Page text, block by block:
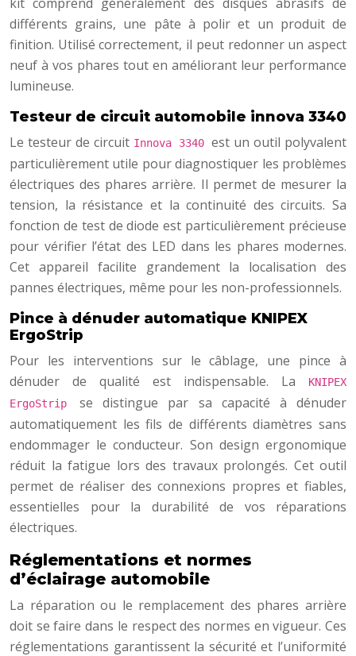
différents grains, une pâte à polir et un produit de
finition. Utilisé correctement, il peut redonner un aspect
neuf à vos phares tout en améliorant leur performance
lumineuse.
Testeur de circuit automobile innova 3340
Le testeur de circuit Innova 3340 est un outil polyvalent
particulièrement utile pour diagnostiquer les problèmes
électriques des phares arrière. Il permet de mesurer la
tension, la résistance et la continuité des circuits. Sa
fonction de test de diode est particulièrement précieuse
pour vérifier l’état des LED dans les phares modernes.
Cet appareil facilite grandement la localisation des
pannes électriques, même pour les non-professionnels.
Pince à dénuder automatique KNIPEX
ErgoStrip
Pour les interventions sur le câblage, une pince à
dénuder de qualité est indispensable. La
KNIPEX
ErgoStripse distingue par sa capacité à dénuder
automatiquement les fils de différents diamètres sans
endommager le conducteur. Son design ergonomique
réduit la fatigue lors des travaux prolongés. Cet outil
permet de réaliser des connexions propres et fiables,
essentielles pour la durabilité de vos réparations
électriques.
Réglementations et normes
d’éclairage automobile
La réparation ou le remplacement des phares arrière
doit se faire dans le respect des normes en vigueur. Ces
réglementations garantissent la sécurité et l’uniformité